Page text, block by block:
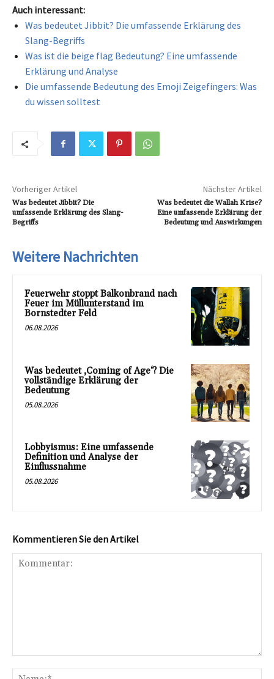
Auch interessant:
Was bedeutet Jibbit? Die umfassende Erklärung des
Slang-Begriffs
Was ist die beige flag Bedeutung? Eine umfassende
Erklärung und Analyse
Die umfassende Bedeutung des Emoji Zeigefingers: Was
du wissen solltest
Vorheriger Artikel
Was bedeutet Jibbit? Die
umfassende Erklärung des Slang-
Begriffs
Nächster Artikel
Was bedeutet die Wallah Krise?
Eine umfassende Erklärung der
Bedeutung und Auswirkungen
Weitere Nachrichten
Feuerwehr stoppt Balkonbrand nach
Feuer im Müllunterstand im
Bornstedter Feld
06.08.2026
Was bedeutet ‚Coming of Age‘? Die
vollständige Erklärung der
Bedeutung
05.08.2026
Lobbyismus: Eine umfassende
Definition und Analyse der
Einflussnahme
05.08.2026
Kommentieren Sie den Artikel